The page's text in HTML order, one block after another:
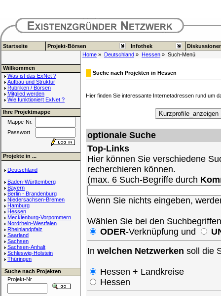
Startseite Projekt-Börsen Infothek
Home » Deutschland » Hessen » Such-Menü
Willkommen
Was ist das ExNet ?
Aufbau und Struktur
Rubriken / Börsen
Mitglied werden
Wie funktioniert ExNet ?
Ihre Projektmappe
Mappe-Nr.
Passwort
Projekte in ...
Deutschland
Baden-Württemberg
Bayern
Berlin - Brandenburg
Niedersachsen-Bremen
Hamburg
Hessen
Mecklenburg-Vorpommern
Nordrhein-Westfalen
Rheinlandpfalz
Saarland
Sachsen
Sachsen-Anhalt
Schleswig-Holstein
Thüringen
Suche nach Projekten
Projekt-Nr
Suche nach Projekten in Hessen
Hier finden Sie interessante Internetadressen rund um
optionale Suche
Top-Links
Hier können Sie verschiedene
recherchieren können.
(max. 6 Such-Begriffe durch
Wenn Sie nichts eingeben,
Wählen Sie bei den
ODER-Verknüpfung und
In welchen Netzwerken soll die
Hessen + Landkreise
Hessen